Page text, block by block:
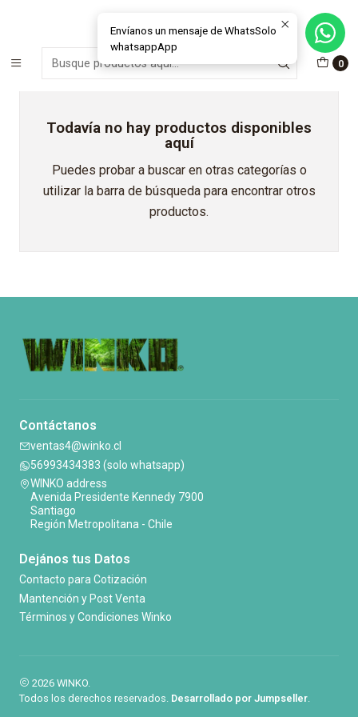
0
MÁS DE 15 AÑOS FABRICANDO E INSTALANDO SOLUCIONES DE
CRISTAL Y VENTANAS
Inicio Outlet y Oportunidades Shower Doors
Todavía no hay productos disponibles
aquí
Puedes probar a buscar en otras categorías o
utilizar la barra de búsqueda para encontrar otros
productos.
Contáctanos
ventas4@winko.cl
56993434383 (solo whatsapp)
WINKO address
Avenida Presidente Kennedy 7900
Santiago
Región Metropolitana - Chile
Dejános tus Datos
Contacto para Cotización
Mantención y Post Venta
Términos y Condiciones Winko
2026 WINKO.
Todos los derechos reservados. Desarrollado por Jumpseller.
Envíanos un mensaje de WhatsSolo
whatsappApp